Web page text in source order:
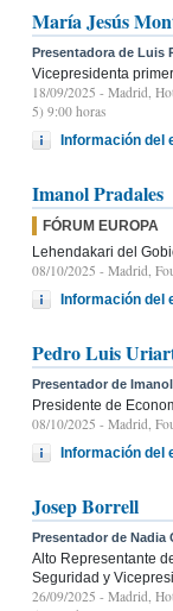
María Jesús
Presentadora de Luis
Vicepresidenta
18/09/2025 - Madrid,
5) 9:00 horas
Información del
Imanol Pradales
FÓRUM EUROPA
Lehendakari del
08/10/2025 - Madrid,
Información del
Pedro Luis
Presentador de
Presidente de
08/10/2025 - Madrid,
Información del
Josep Borrell
Presentador de Nadia
Alto Representante
Seguridad y
26/09/2025 - Madrid,